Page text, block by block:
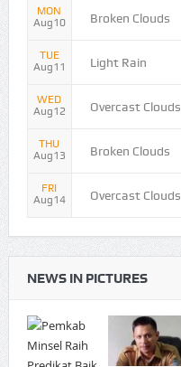
MON
Aug10
Broken Clouds
TUE
Aug11
Light Rain
WED
Aug12
Overcast Clouds
THU
Aug13
Broken Clouds
FRI
Aug14
Overcast Clouds
NEWS IN PICTURES